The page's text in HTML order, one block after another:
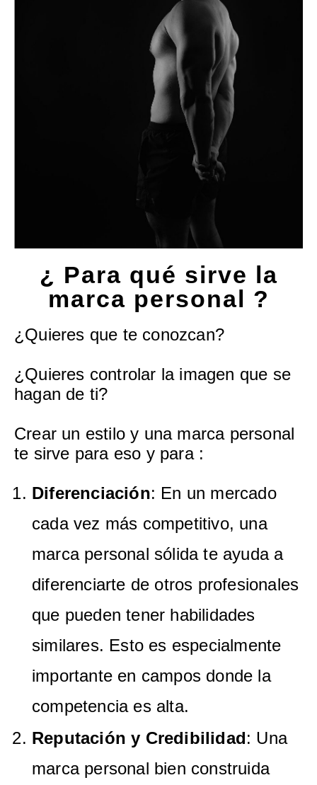
¿ Para qué sirve la
marca personal ?
¿Quieres que te conozcan?
¿Quieres controlar la imagen que se
hagan de ti?
Crear un estilo y una marca personal
te sirve para eso y para :
Diferenciación: En un mercado
cada vez más competitivo, una
marca personal sólida te ayuda a
diferenciarte de otros profesionales
que pueden tener habilidades
similares. Esto es especialmente
importante en campos donde la
competencia es alta.
Reputación y Credibilidad: Una
marca personal bien construida